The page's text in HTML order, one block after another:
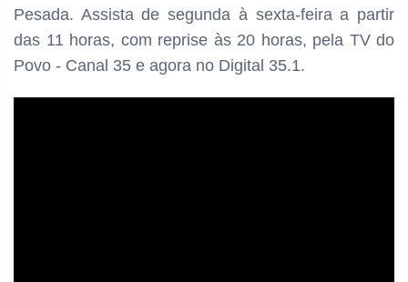
Pesada. Assista de segunda à sexta-feira a partir
das 11 horas, com reprise às 20 horas, pela TV do
Povo - Canal 35 e agora no Digital 35.1.